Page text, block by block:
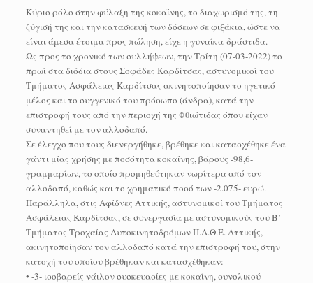
Κύριο ρόλο στην φύλαξη της κοκαΐνης, το διαχωρισμό της, τη
ζύγισή της και την κατασκευή των δόσεων σε φιξάκια, ώστε να
είναι άμεσα έτοιμα προς πώληση, είχε η γυναίκα-δράστιδα.
Ως προς το χρονικό των συλλήψεων, την Τρίτη (07-03-2022) το
πρωί στα διόδια στους Σοφάδες Καρδίτσας, αστυνομικοί του
Τμήματος Ασφάλειας Καρδίτσας ακινητοποίησαν το ηγετικό
μέλος και το συγγενικό του πρόσωπο (άνδρα), κατά την
επιστροφή τους από την περιοχή της Φθιώτιδας όπου είχαν
συναντηθεί με τον αλλοδαπό.
Σε έλεγχο που τους διενεργήθηκε, βρέθηκε και κατασχέθηκε ένα
γάντι μίας χρήσης με ποσότητα κοκαΐνης, βάρους -98,6-
γραμμαρίων, το οποίο προμηθεύτηκαν νωρίτερα από τον
αλλοδαπό, καθώς και το χρηματικό ποσό των -2.075- ευρώ.
Παράλληλα, στις Αφίδνες Αττικής, αστυνομικοί του Τμήματος
Ασφάλειας Καρδίτσας, σε συνεργασία με αστυνομικούς του Β’
Τμήματος Τροχαίας Αυτοκινητοδρόμων Π.Α.Θ.Ε. Αττικής,
ακινητοποίησαν τον αλλοδαπό κατά την επιστροφή του, στην
κατοχή του οποίου βρέθηκαν και κατασχέθηκαν:
• -3- ισοβαρείς νάιλον συσκευασίες με κοκαΐνη, συνολικού